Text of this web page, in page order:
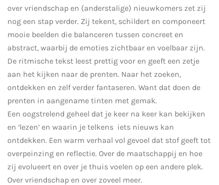
over vriendschap en (anderstalige) nieuwkomers zet zij
nog een stap verder. Zij tekent, schildert en componeert
mooie beelden die balanceren tussen concreet en
abstract, waarbij de emoties zichtbaar en voelbaar zijn.
De ritmische tekst leest prettig voor en geeft een zetje
aan het kijken naar de prenten. Naar het zoeken,
ontdekken en zelf verder fantaseren. Want dat doen de
prenten in aangename tinten met gemak.
Een oogstrelend geheel dat je keer na keer kan bekijken
en ‘lezen’ en waarin je telkens iets nieuws kan
ontdekken. Een warm verhaal vol gevoel dat stof geeft tot
overpeinzing en reflectie. Over de maatschappij en hoe
zij evolueert en over je thuis voelen op een andere plek.
Over vriendschap en over zoveel meer.